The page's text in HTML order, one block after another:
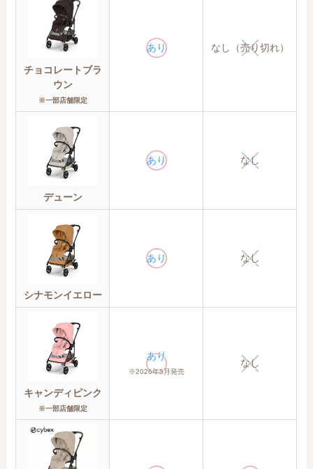
チョコレートブラ
ウン
※一部店舗限定
あり なし（売り切れ）
デューン
あり なし
シナモンイエロー
あり なし
キャンディピンク
※一部店舗限定
あり
※2026年5月発売
なし